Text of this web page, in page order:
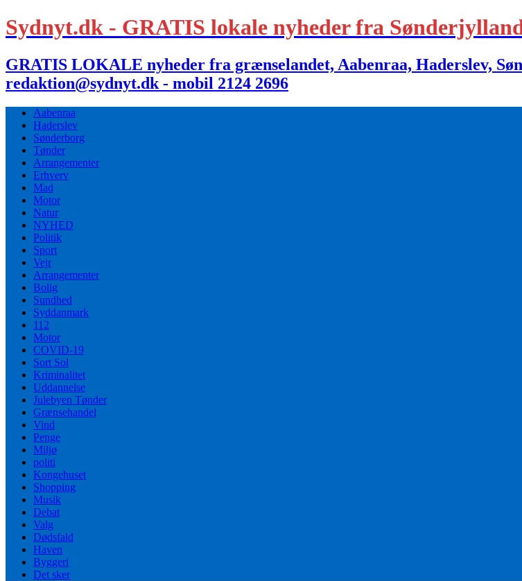
Sydnyt.dk - GRATIS lokale nyheder fra
GRATIS LOKALE nyheder fra grænselandet, Aabenraa, Haderslev,
redaktion@sydnyt.dk - mobil 2124 2696
Aabenraa
Haderslev
Sønderborg
Tønder
Arrangementer
Erhverv
Mad
Motor
Natur
NYHED
Politik
Sport
Vejr
Arrangementer
Bolig
Sundhed
Syddanmark
112
Motor
COVID-19
Sort Sol
Kriminalitet
Uddannelse
Julebyen Tønder
Grænsehandel
Vind
Penge
Miljø
politi
Kongehuset
Shopping
Musik
Debat
Valg
Dødsfald
Haven
Byggeri
Det sker